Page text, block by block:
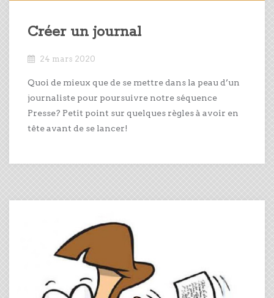
Créer un journal
24 mars 2020
Quoi de mieux que de se mettre dans la peau d’un
journaliste pour poursuivre notre séquence
Presse? Petit point sur quelques règles à avoir en
tête avant de se lancer!